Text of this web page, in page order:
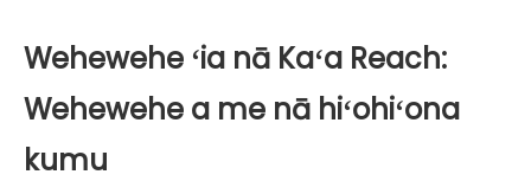
Wehewehe ʻia nā Kaʻa Reach:
Wehewehe a me nā hiʻohiʻona
kumu